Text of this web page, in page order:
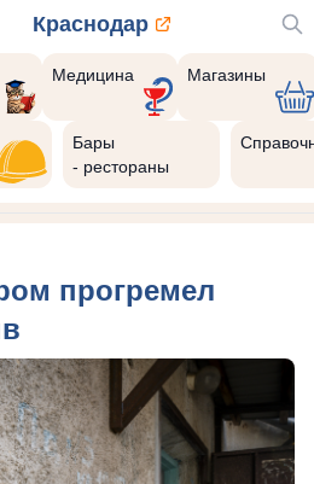
Краснодар
Медицина Магазины
Бары
- рестораны
прогремел